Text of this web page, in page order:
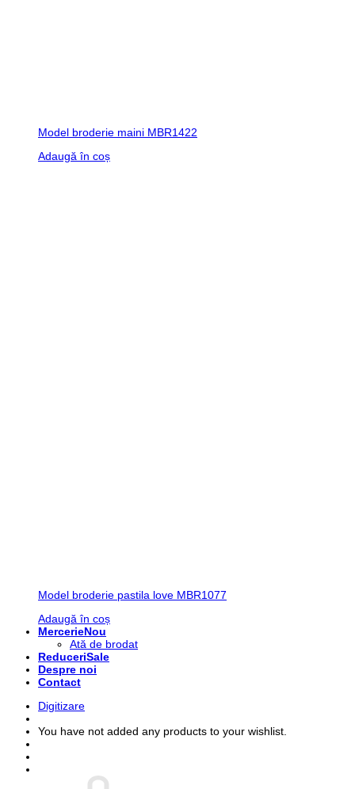
Model broderie maini MBR1422
Adaugă în coș
Model broderie pastila love MBR1077
Adaugă în coș
Mercerie
Ată de brodat
Reduceri
Despre noi
Contact
Digitizare
You have not added any products to your wishlist.